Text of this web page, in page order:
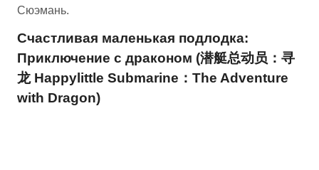
Сюэмань.
Счастливая маленькая подлодка:
Приключение с драконом (潜艇总动员：寻
龙 Happylittle Submarine：The Adventure
with Dragon)